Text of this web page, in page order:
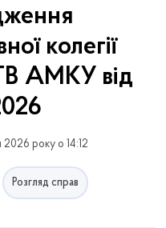
колегії
АМКУ від
2026 року о 14:12
Розгляд справ